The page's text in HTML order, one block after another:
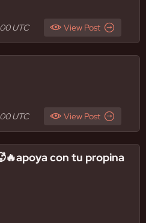
UTC View Post
UTC View Post
con tu propina